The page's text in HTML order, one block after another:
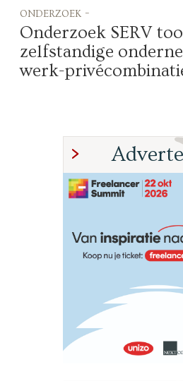
onderzoek -
Onderzoek SERV
zelfstandige
werk-